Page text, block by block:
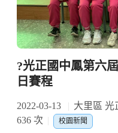
?光正國中鳳第六
日賽程
2022-03-13 大里區 光
636 次
校園新聞